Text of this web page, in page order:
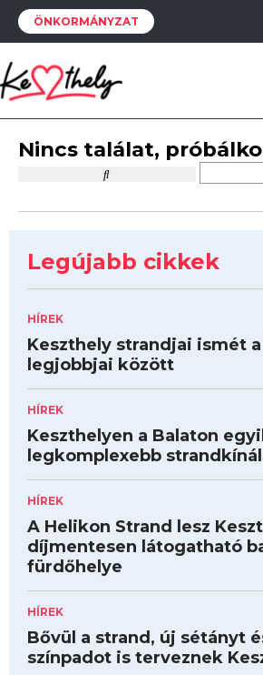
ÖNKORMÁNYZAT
Nincs találat,
Legújabb cikkek
HÍREK
Keszthely strandjai ismét
legjobbjai között
HÍREK
Keszthelyen a Balaton
legkomplexebb
HÍREK
A Helikon Strand lesz
díjmentesen látogatható
fürdőhelye
HÍREK
Bővül a strand, új sétányt
színpadot is terveznek